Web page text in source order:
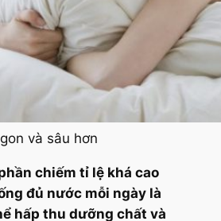
và sâu hơn
chiếm tỉ lệ khá cao
đủ nước mỗi ngày là
hấp thu dưỡng chất và